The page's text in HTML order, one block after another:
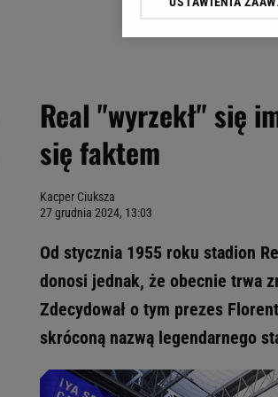
Real "wyrzekł" się
się faktem
Kacper Ciuksza
27 grudnia 2024, 13:03
Od stycznia 1955 roku stadion
donosi jednak, że obecnie trwa
Zdecydował o tym prezes
skróconą nazwą legendarnego
Klikając „Akceptuję”
Zaufanych Partnerów i
My, nasi Zaufani
Użycie dokładnych